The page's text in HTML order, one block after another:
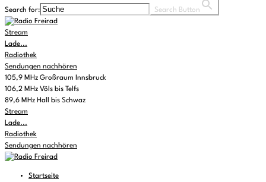
Search for: Search Button
Stream
Lade...
Radiothek
Sendungen nachhören
105,9 MHz Großraum Innsbruck
106,2 MHz Völs bis Telfs
89,6 MHz Hall bis Schwaz
Stream
Lade...
Radiothek
Sendungen nachhören
Startseite